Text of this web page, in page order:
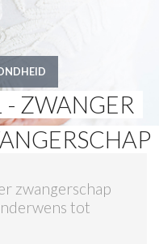
- ZWANGER
zwangerschap
tot